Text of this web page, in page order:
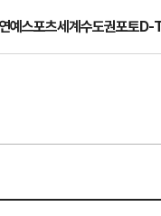
예스포츠세계수도권포토D-